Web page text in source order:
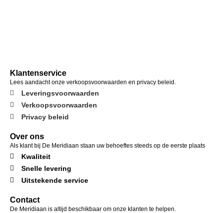
Klantenservice
Lees aandacht onze verkoopsvoorwaarden en privacy beleid.
Leveringsvoorwaarden
Verkoopsvoorwaarden
Privacy beleid
Over ons
Als klant bij De Meridiaan staan uw behoeftes steeds op de eerste plaats
Kwaliteit
Snelle levering
Uitstekende service
Contact
De Meridiaan is altijd beschikbaar om onze klanten te helpen.